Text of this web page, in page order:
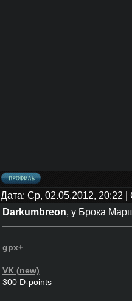
Дата: Ср, 02.05.2012, 20:22
Darkumbreon, у Брока
gpx+
VK (new)
300 D-points